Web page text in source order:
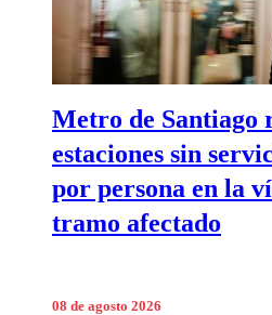
Metro de Santiago
estaciones sin
por persona en la
tramo afectado
08 de agosto 2026